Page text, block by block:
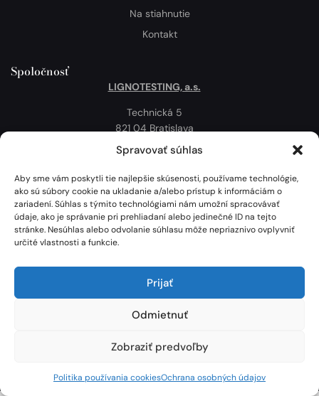
Spravovať súhlas
Aby sme vám poskytli tie najlepšie skúsenosti, používame technológie,
ako sú súbory cookie na ukladanie a/alebo prístup k informáciám o
zariadení. Súhlas s týmito technológiami nám umožní spracovávať
údaje, ako je správanie pri prehliadaní alebo jedinečné ID na tejto
stránke. Nesúhlas alebo odvolanie súhlasu môže nepriaznivo ovplyvniť
určité vlastnosti a funkcie.
Prijať
Odmietnuť
Zobraziť predvoľby
Politika používania cookiesOchrana osobných údajov
Na stiahnutie
Kontakt
Spoločnosť
LIGNOTESTING, a.s.
Technická 5
821 04 Bratislava
Slovenská republika
Politika používania cookies
Mapa
Lignotesting, a. s. © 2024 | Všetky práva vyhradené. | Vytvoril: Marek Heinfarth.